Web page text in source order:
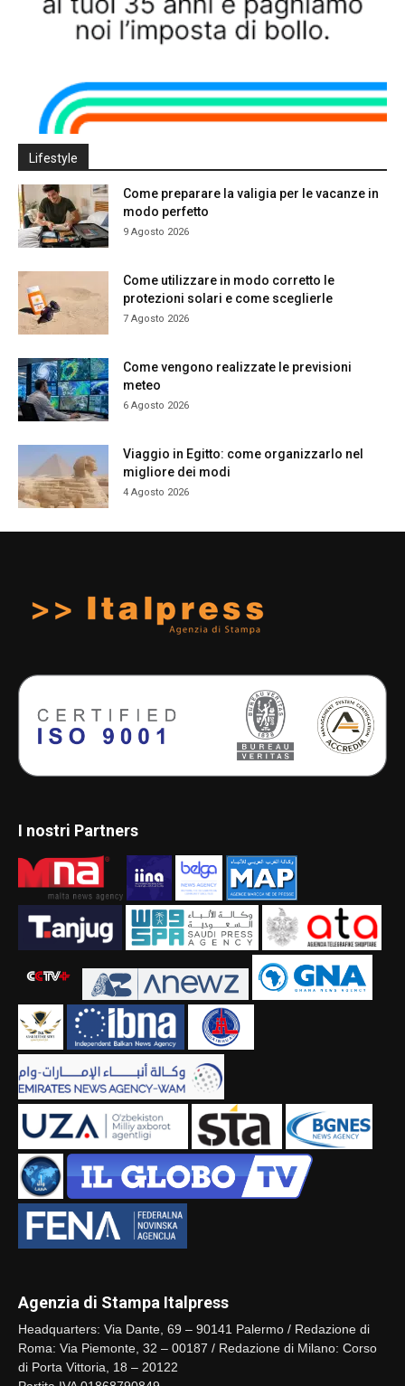
Lifestyle
Come preparare la valigia per le vacanze in
modo perfetto
9 Agosto 2026
Come utilizzare in modo corretto le
protezioni solari e come sceglierle
7 Agosto 2026
Come vengono realizzate le previsioni
meteo
6 Agosto 2026
Viaggio in Egitto: come organizzarlo nel
migliore dei modi
4 Agosto 2026
I nostri Partners
Agenzia di Stampa Italpress
Headquarters: Via Dante, 69 – 90141 Palermo / Redazione di
Roma: Via Piemonte, 32 – 00187 / Redazione di Milano: Corso
di Porta Vittoria, 18 – 20122